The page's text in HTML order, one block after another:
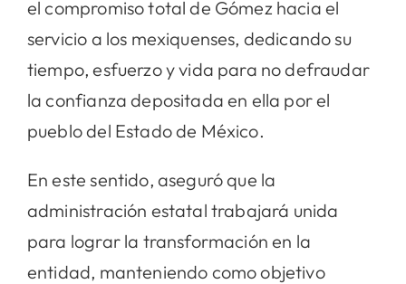
el compromiso total de Gómez hacia el
servicio a los mexiquenses, dedicando su
tiempo, esfuerzo y vida para no defraudar
la confianza depositada en ella por el
pueblo del Estado de México.
En este sentido, aseguró que la
administración estatal trabajará unida
para lograr la transformación en la
entidad, manteniendo como objetivo